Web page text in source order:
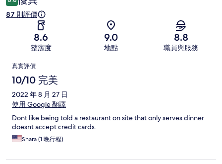
87 則評價
8.6
整潔度
9.0
地點
8.8
職員與服務
評
價
真實評價
10/10 完美
2022 年 8 月 27 日
使用 Google 翻譯
Dont like being told a restaurant on site that only serves dinner
doesnt accept credit cards.
Shara (1 晚行程)